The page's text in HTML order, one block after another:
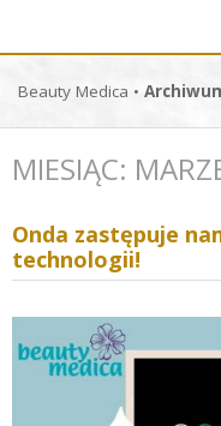
Beauty Medica •
MIESIĄC:
Onda zastępuje
technologii!